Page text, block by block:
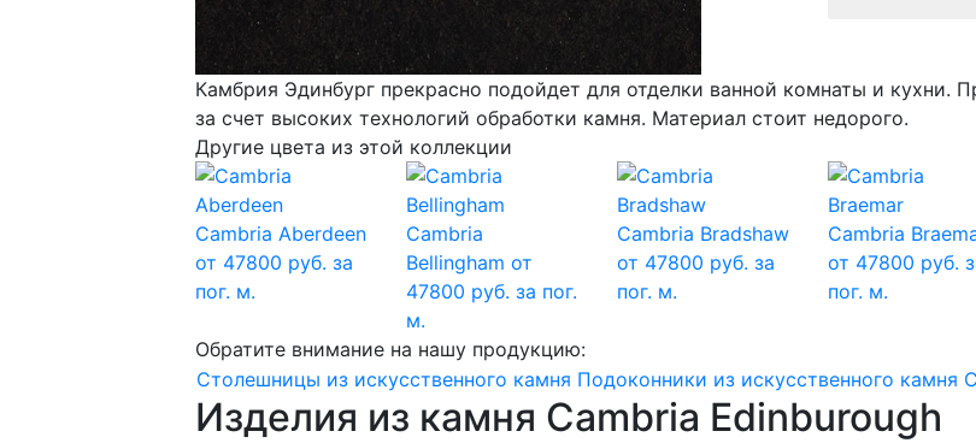
Камбрия Эдинбург прекрасно подойдет для отделки ванной комнаты и кухни.
за счет высоких технологий обработки камня. Материал стоит недорого.
Другие цвета из этой коллекции
Cambria Aberdeen
от 47800 руб. за
пог. м.
Cambria
Bellingham от
47800 руб. за пог.
м.
Cambria Bradshaw
от 47800 руб. за
пог. м.
Cambria
от 47800 руб.
пог. м.
Обратите внимание на нашу продукцию:
Столешницы из искусственного камня Подоконники из искусственного камня
Изделия из камня Cambria Edinburough